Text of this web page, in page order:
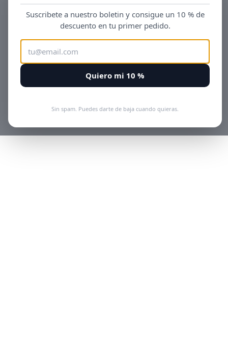
Suscribete a nuestro boletin y consigue un 10 % de
descuento en tu primer pedido.
Quiero mi 10 %
Sin spam. Puedes darte de baja cuando quieras.